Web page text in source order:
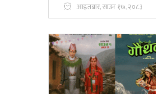
आइतबार, साउन १७, २०८३